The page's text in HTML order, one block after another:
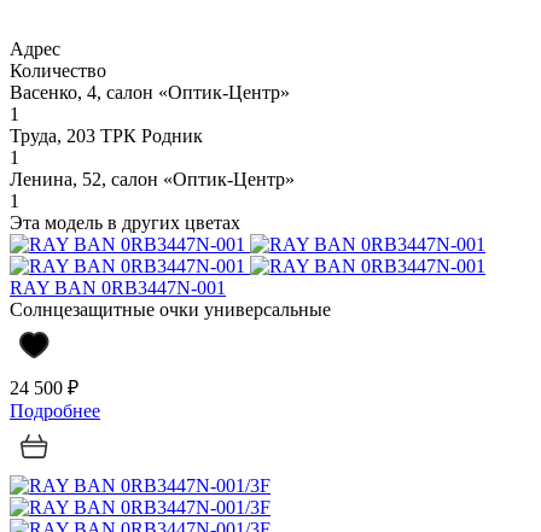
Адрес
Количество
Васенко, 4, салон «Оптик-Центр»
1
Труда, 203 ТРК Родник
1
Ленина, 52, салон «Оптик-Центр»
1
Эта модель в других цветах
RAY BAN 0RB3447N-001
Солнцезащитные очки универсальные
24 500 ₽
Подробнее